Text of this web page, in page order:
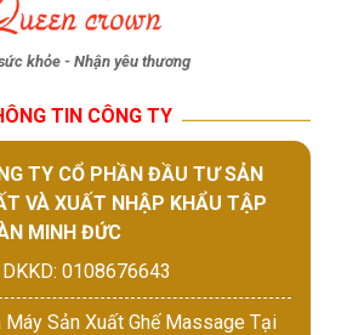
khỏe - Nhận yêu thương
TIN CÔNG TY
TY CỔ PHẦN ĐẦU TƯ SẢN
VÀ XUẤT NHẬP KHẨU TẬP
MINH ĐỨC
0108676643
Máy Sản Xuất Ghế Massage Tại